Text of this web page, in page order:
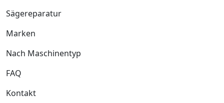
Sägereparatur
Marken
Nach Maschinentyp
FAQ
Kontakt